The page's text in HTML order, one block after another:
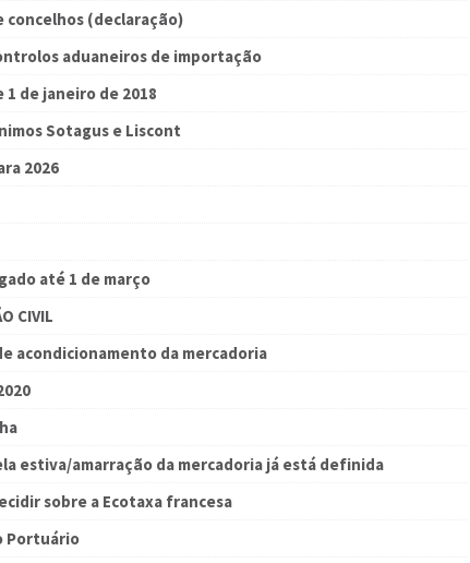
(declaração)
aduaneiros de importação
de janeiro de 2018
Sotagus e Liscont
2026
até 1 de março
CIVIL
acondicionamento da mercadoria
estiva/amarração da mercadoria já está definida
sobre a Ecotaxa francesa
Portuário